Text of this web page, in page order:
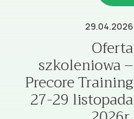
29.04.2026
Oferta
szkoleniowa –
Precore Training
27-29 listopada